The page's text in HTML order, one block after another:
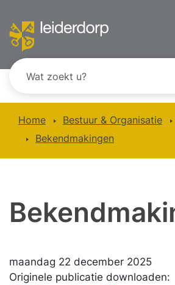
Home Bestuur & Organisatie
Bekendmakingen
maandag 22 december 2025
Originele publicatie downloaden: